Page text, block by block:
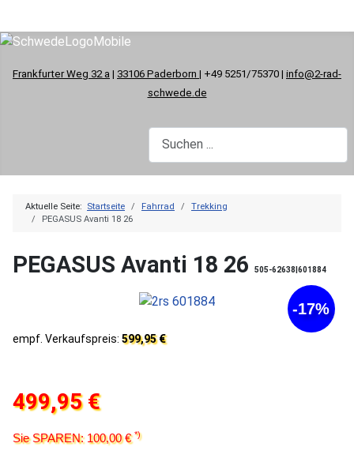
Frankfurter Weg 32 a | 33106 Paderborn | +49 5251/75370 | info@2-rad-
schwede.de
Aktuelle Seite: Startseite Fahrrad
Trekking
PEGASUS Avanti 18 26
PEGASUS Avanti 18 26 505-62638|601884
-17%
empf. Verkaufspreis: 599,95 €
499,95 €
Sie SPAREN: 100,00 €*)